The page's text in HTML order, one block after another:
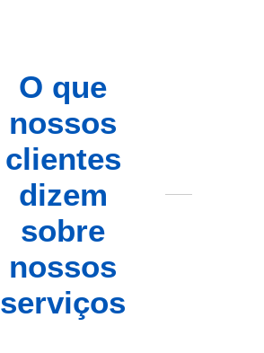
O que
nossos
clientes
dizem
sobre
nossos
serviços